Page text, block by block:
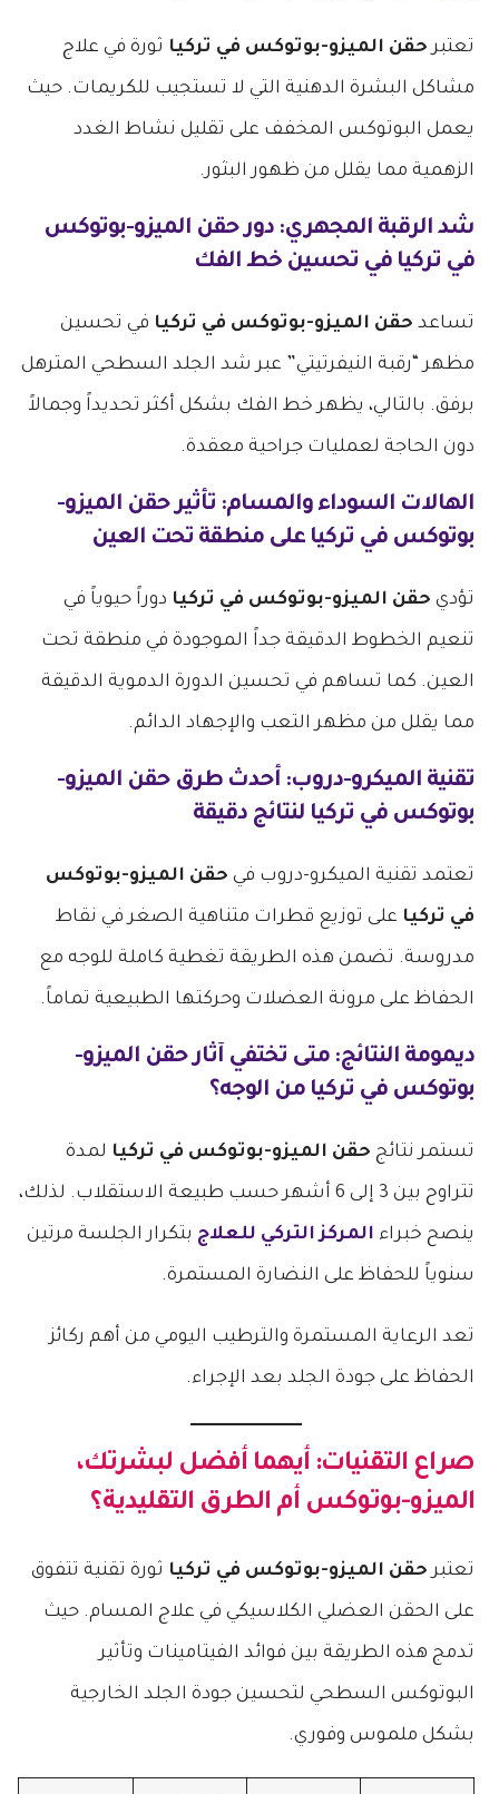
تعتبرحقن الميزو-بوتوكس في تركيا ثورة في علاج
مشاكل البشرة الدهنية التي لا تستجيب للكريمات. حيث
يعمل البوتوكس المخفف على تقليل نشاط الغدد
الزهمية مما يقلل من ظهور البثور.
شد الرقبة المجهري: دورحقن الميزو-بوتوكس
في تركيا في تحسين خط الفك
تساعد حقن الميزو-بوتوكس في تركيا في تحسين
مظهر “رقبة النيفرتيتي” عبر شد الجلد السطحي المترهل
برفق. بالتالي، يظهر خط الفك بشكل أكثر تحديداً وجمالاً
دون الحاجة لعمليات جراحية معقدة.
الهالات السوداء والمسام: تأثيرحقن الميزو-
بوتوكس في تركيا على منطقة تحت العين
تؤدي حقن الميزو-بوتوكس في تركيا دوراً حيوياً في
تنعيم الخطوط الدقيقة جداً الموجودة في منطقة تحت
العين. كما تساهم في تحسين الدورة الدموية الدقيقة
مما يقلل من مظهر التعب والإجهاد الدائم.
تقنية الميكرو-دروب: أحدث طرقحقن الميزو-
بوتوكس في تركيا لنتائج دقيقة
تعتمد تقنية الميكرو-دروب في حقن الميزو-بوتوكس
في تركيا على توزيع قطرات متناهية الصغر في نقاط
مدروسة. تضمن هذه الطريقة تغطية كاملة للوجه مع
الحفاظ على مرونة العضلات وحركتها الطبيعية تماماً.
ديمومة النتائج: متى تختفي آثارحقن الميزو-
بوتوكس في تركيا من الوجه؟
تستمر نتائج حقن الميزو-بوتوكس في تركيا لمدة
تتراوح بين 3 إلى 6 أشهر حسب طبيعة الاستقلاب. لذلك،
ينصح خبراء المركز التركي للعلاج بتكرار الجلسة مرتين
سنوياً للحفاظ على النضارة المستمرة.
تعد الرعاية المستمرة والترطيب اليومي من أهم ركائز
الحفاظ على جودة الجلد بعد الإجراء.
صراع التقنيات: أيهما أفضل لبشرتك،
الميزو-بوتوكس أم الطرق التقليدية؟
تعتبرحقن الميزو-بوتوكس في تركيا ثورة تقنية تتفوق
على الحقن العضلي الكلاسيكي في علاج المسام. حيث
تدمج هذه الطريقة بين فوائد الفيتامينات وتأثير
البوتوكس السطحي لتحسين جودة الجلد الخارجية
بشكل ملموس وفوري.